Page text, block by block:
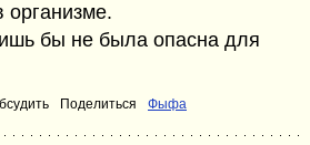
организме.
бы не была опасна для
Поделиться Фыфа